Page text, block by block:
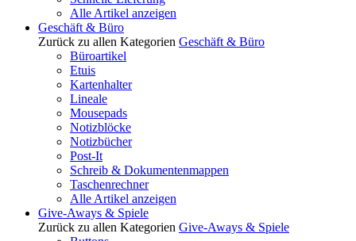
Alle Artikel anzeigen
Geschäft & Büro
Zurück zu allen Kategorien Geschäft & Büro
Büroartikel
Etuis
Kartenhalter
Lineale
Mousepads
Notizblöcke
Notizbücher
Post-It
Schreib & Dokumentenmappen
Taschenrechner
Alle Artikel anzeigen
Give-Aways & Spiele
Zurück zu allen Kategorien Give-Aways & Spiele